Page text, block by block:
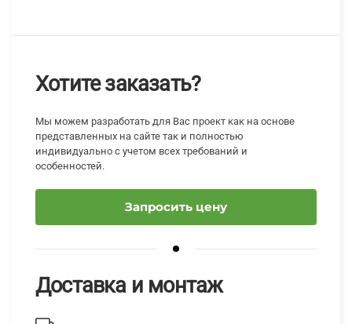
Хотите заказать?
Мы можем разработать для Вас проект как на основе
представленных на сайте так и полностью
индивидуально с учетом всех требований и
особенностей.
Запросить цену
Доставка и монтаж